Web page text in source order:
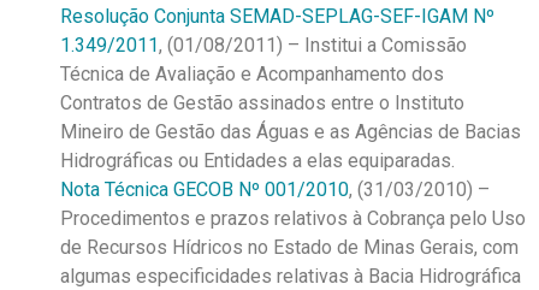
Resolução Conjunta SEMAD-SEPLAG-SEF-IGAM Nº
1.349/2011, (01/08/2011) – Institui a Comissão
Técnica de Avaliação e Acompanhamento dos
Contratos de Gestão assinados entre o Instituto
Mineiro de Gestão das Águas e as Agências de Bacias
Hidrográficas ou Entidades a elas equiparadas.
Nota Técnica GECOB Nº 001/2010, (31/03/2010) –
Procedimentos e prazos relativos à Cobrança pelo Uso
de Recursos Hídricos no Estado de Minas Gerais, com
algumas especificidades relativas à Bacia Hidrográfica